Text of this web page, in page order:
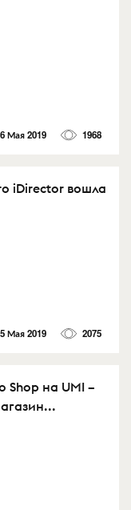
Мая 2019 1968
iDirector вошла
Мая 2019 2075
Shop на UMI –